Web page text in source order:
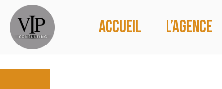
Accueil L’agence